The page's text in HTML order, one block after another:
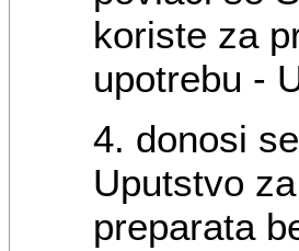
koriste za
upotrebu -
4. donosi
Uputstvo
preparata